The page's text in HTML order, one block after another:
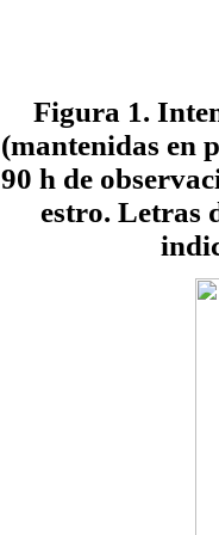
Figura 1.
(mantenidas en
90 h de
estro. Letras